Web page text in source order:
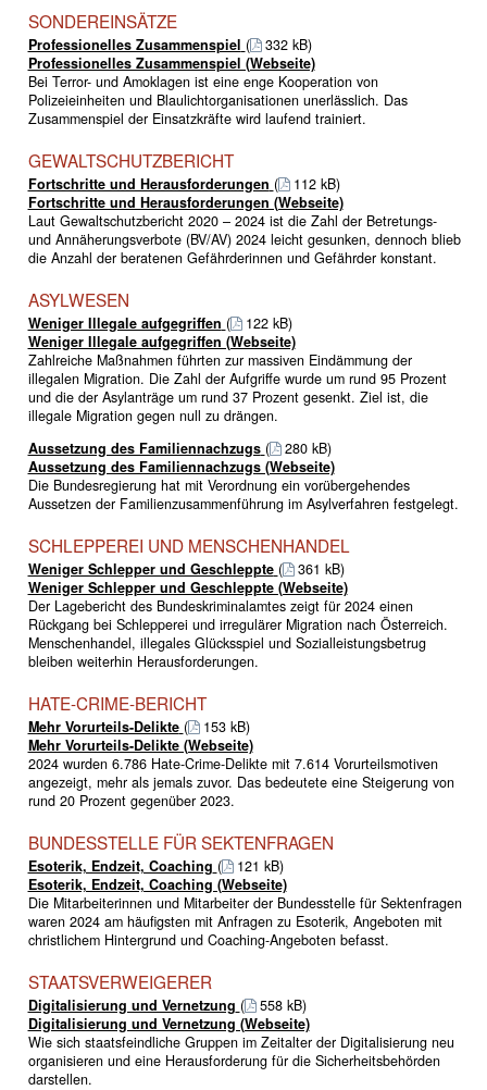
SONDEREINSÄTZE
Professionelles Zusammenspiel (
332 kB)
Professionelles Zusammenspiel (Webseite)
Bei Terror- und Amoklagen ist eine enge Kooperation von
Polizeieinheiten und Blaulichtorganisationen unerlässlich. Das
Zusammenspiel der Einsatzkräfte wird laufend trainiert.
GEWALTSCHUTZBERICHT
Fortschritte und Herausforderungen (
112 kB)
Fortschritte und Herausforderungen (Webseite)
Laut Gewaltschutzbericht 2020 – 2024 ist die Zahl der Betretungs-
und Annäherungsverbote (BV/AV) 2024 leicht gesunken, dennoch blieb
die Anzahl der beratenen Gefährderinnen und Gefährder konstant.
ASYLWESEN
Weniger Illegale aufgegriffen (
122 kB)
Weniger Illegale aufgegriffen (Webseite)
Zahlreiche Maßnahmen führten zur massiven Eindämmung der
illegalen Migration. Die Zahl der Aufgriffe wurde um rund 95 Prozent
und die der Asylanträge um rund 37 Prozent gesenkt. Ziel ist, die
illegale Migration gegen null zu drängen.
Aussetzung des Familiennachzugs (
280 kB)
Aussetzung des Familiennachzugs (Webseite)
Die Bundesregierung hat mit Verordnung ein vorübergehendes
Aussetzen der Familienzusammenführung im Asylverfahren festgelegt.
SCHLEPPEREI UND MENSCHENHANDEL
Weniger Schlepper und Geschleppte (
361 kB)
Weniger Schlepper und Geschleppte (Webseite)
Der Lagebericht des Bundeskriminalamtes zeigt für 2024 einen
Rückgang bei Schlepperei und irregulärer Migration nach Österreich.
Menschenhandel, illegales Glücksspiel und Sozialleistungsbetrug
bleiben weiterhin Herausforderungen.
HATE-CRIME-BERICHT
Mehr Vorurteils-Delikte (
153 kB)
Mehr Vorurteils-Delikte (Webseite)
2024 wurden 6.786 Hate-Crime-Delikte mit 7.614 Vorurteilsmotiven
angezeigt, mehr als jemals zuvor. Das bedeutete eine Steigerung von
rund 20 Prozent gegenüber 2023.
BUNDESSTELLE FÜR SEKTENFRAGEN
Esoterik, Endzeit, Coaching (
121 kB)
Esoterik, Endzeit, Coaching (Webseite)
Die Mitarbeiterinnen und Mitarbeiter der Bundesstelle für Sektenfragen
waren 2024 am häufigsten mit Anfragen zu Esoterik, Angeboten mit
christlichem Hintergrund und Coaching-Angeboten befasst.
STAATSVERWEIGERER
Digitalisierung und Vernetzung (
558 kB)
Digitalisierung und Vernetzung (Webseite)
Wie sich staatsfeindliche Gruppen im Zeitalter der Digitalisierung neu
organisieren und eine Herausforderung für die Sicherheitsbehörden
darstellen.